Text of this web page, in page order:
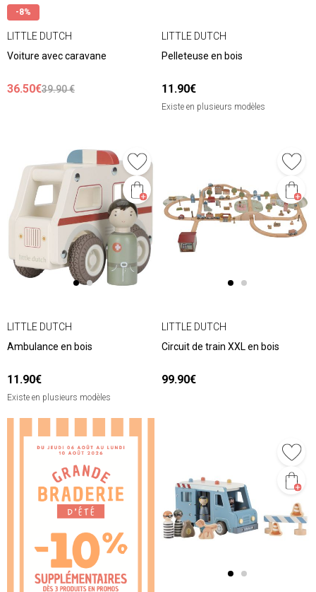
-8%
LITTLE DUTCH
Voiture avec caravane
36.50€39.90 €
LITTLE DUTCH
Pelleteuse en bois
11.90€
Existe en plusieurs modèles
LITTLE DUTCH
Ambulance en bois
11.90€
Existe en plusieurs modèles
LITTLE DUTCH
Circuit de train XXL en bois
99.90€
❮ ❯